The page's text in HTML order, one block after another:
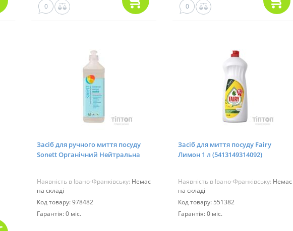
0 0
Засіб для ручного миття посуду
Sonett Органічний Нейтральна
Наявність в Івано-Франківську: Немає
на складі
Код товару: 978482
Гарантія: 0 міс.
Засіб для миття посуду Fairy
Лимон 1 л (5413149314092)
Наявність в Івано-Франківську: Немає
на складі
Код товару: 551382
Гарантія: 0 міс.